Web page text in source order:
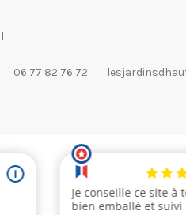
06 77 82 76 72